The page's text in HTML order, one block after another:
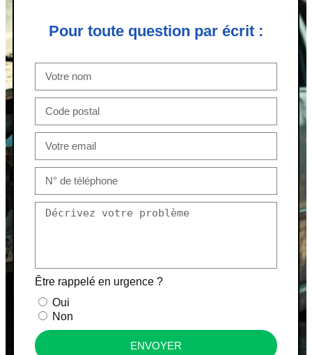
Pour toute question par écrit :
Être rappelé en urgence ?
Oui
Non
ENVOYER